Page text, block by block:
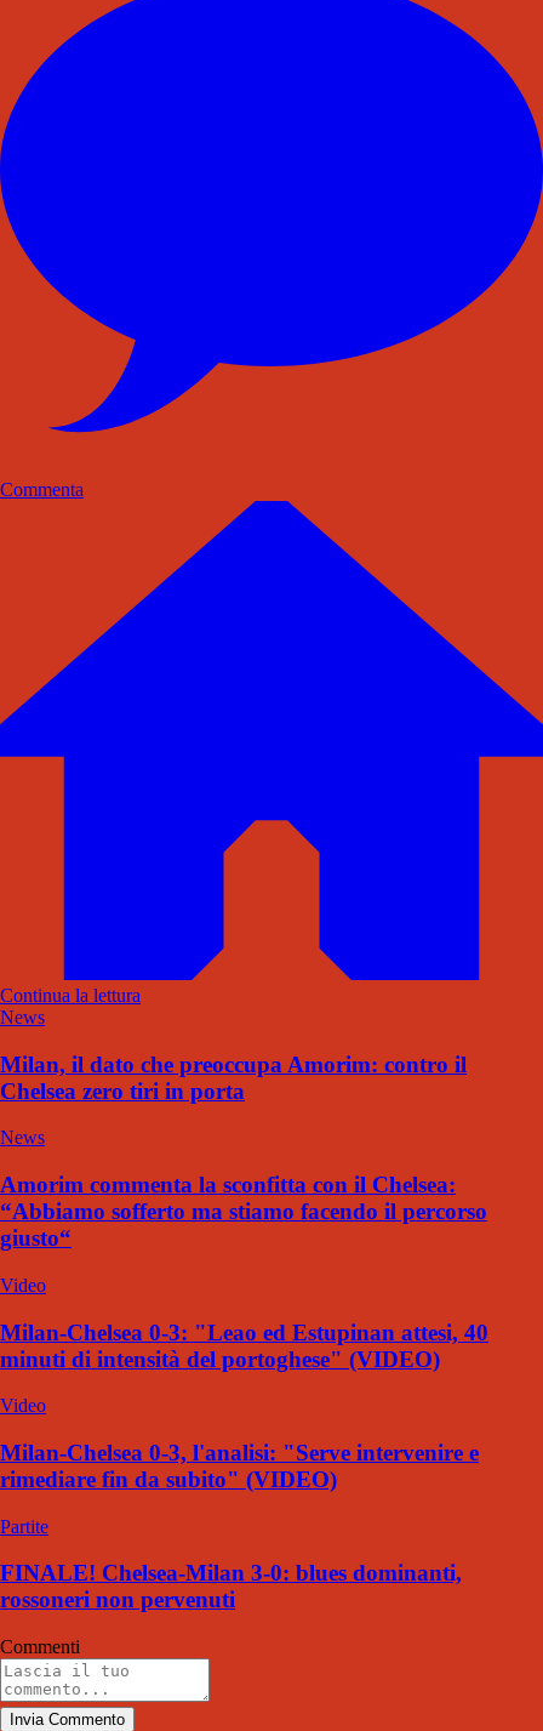
Commenta
Continua la lettura
News
Milan, il dato che preoccupa Amorim: contro il
Chelsea zero tiri in porta
News
Amorim commenta la sconfitta con il Chelsea:
“Abbiamo sofferto ma stiamo facendo il percorso
giusto“
Video
Milan-Chelsea 0-3: "Leao ed Estupinan attesi, 40
minuti di intensità del portoghese" (VIDEO)
Video
Milan-Chelsea 0-3, l'analisi: "Serve intervenire e
rimediare fin da subito" (VIDEO)
Partite
FINALE! Chelsea-Milan 3-0: blues dominanti,
rossoneri non pervenuti
Commenti
Invia Commento